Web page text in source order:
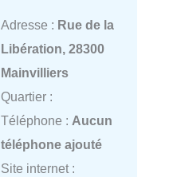
Adresse : Rue de la
Libération, 28300
Mainvilliers
Quartier :
Téléphone : Aucun
téléphone ajouté
Site internet :